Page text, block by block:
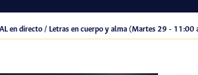
en directo / Letras en cuerpo y alma (Martes 29 - 11:00